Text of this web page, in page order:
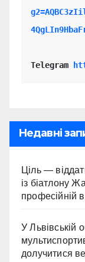
Telegram
Недавні
Ціль —
із біатлону
професійній
У Львівській
долучитися